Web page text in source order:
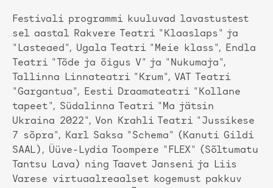
Festivali programmi kuuluvad lavastustest
sel aastal Rakvere Teatri "Klaaslaps" ja
"Lasteaed", Ugala Teatri "Meie klass", Endla
Teatri "Tõde ja õigus V" ja "Nukumaja",
Tallinna Linnateatri "Krum", VAT Teatri
"Gargantua", Eesti Draamateatri "Kollane
tapeet", Südalinna Teatri "Ma jätsin
Ukraina 2022", Von Krahli Teatri "Jussikese
7 sõpra", Karl Saksa "Schema" (Kanuti Gildi
SAAL), Üüve-Lydia Toompere "FLEX" (Sõltumatu
Tantsu Lava) ning Taavet Janseni ja Liis
Varese virtuaalreaalset kogemust pakkuv